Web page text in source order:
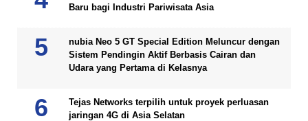
Baru bagi Industri Pariwisata Asia
nubia Neo 5 GT Special Edition Meluncur dengan
Sistem Pendingin Aktif Berbasis Cairan dan
Udara yang Pertama di Kelasnya
Tejas Networks terpilih untuk proyek perluasan
jaringan 4G di Asia Selatan